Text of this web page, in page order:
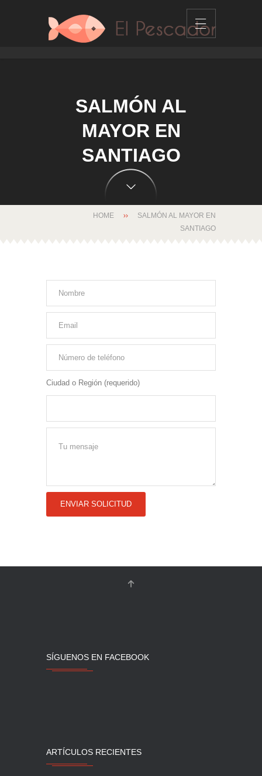
SALMÓN AL
MAYOR EN
SANTIAGO
HOME
SALMÓN AL MAYOR EN
SANTIAGO
Ciudad o Región (requerido)
SÍGUENOS EN FACEBOOK
ARTÍCULOS RECIENTES